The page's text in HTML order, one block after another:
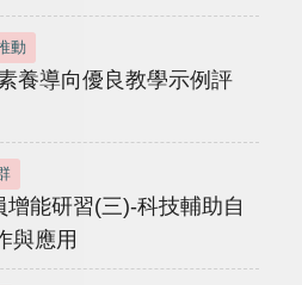
動
養導向優良教學示例評
能研習(三)-科技輔助自
與應用